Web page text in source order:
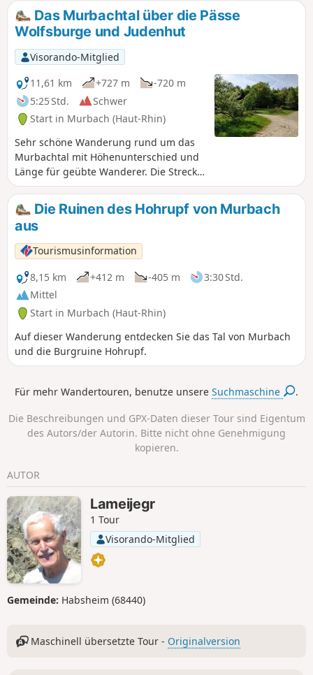
Das Murbachtal über die Pässe
Wolfsburge und Judenhut
Visorando-Mitglied
11,61 km
+727 m
-720 m
5:25 Std.
Schwer
Start in Murbach (Haut-Rhin)
Sehr schöne Wanderung rund um das
Murbachtal mit Höhenunterschied und
Länge für geübte Wanderer. Die Strecke
führt hauptsächlich durch den Wald
und bietet zwei schöne Aussichtspunkte
bei den Ruinen der Burg Hohrupf sowie
am Ende der Wanderung am Ebeneck.
Die Ruinen des Hohrupf von Murbach
aus
Tourismusinformation
8,15 km
+412 m -405 m
3:30 Std.
Mittel
Start in Murbach (Haut-Rhin)
Auf dieser Wanderung entdecken Sie das Tal von Murbach
und die Burgruine Hohrupf.
Für mehr Wandertouren, benutze unsereSuchmaschine .
Die Beschreibungen und GPX-Daten dieser Tour sind Eigentum
des Autors/der Autorin. Bitte nicht ohne Genehmigung
kopieren.
AUTOR
Lameijegr
1 Tour
Visorando-Mitglied
Gemeinde: Habsheim (68440)
Maschinell übersetzte Tour - Originalversion